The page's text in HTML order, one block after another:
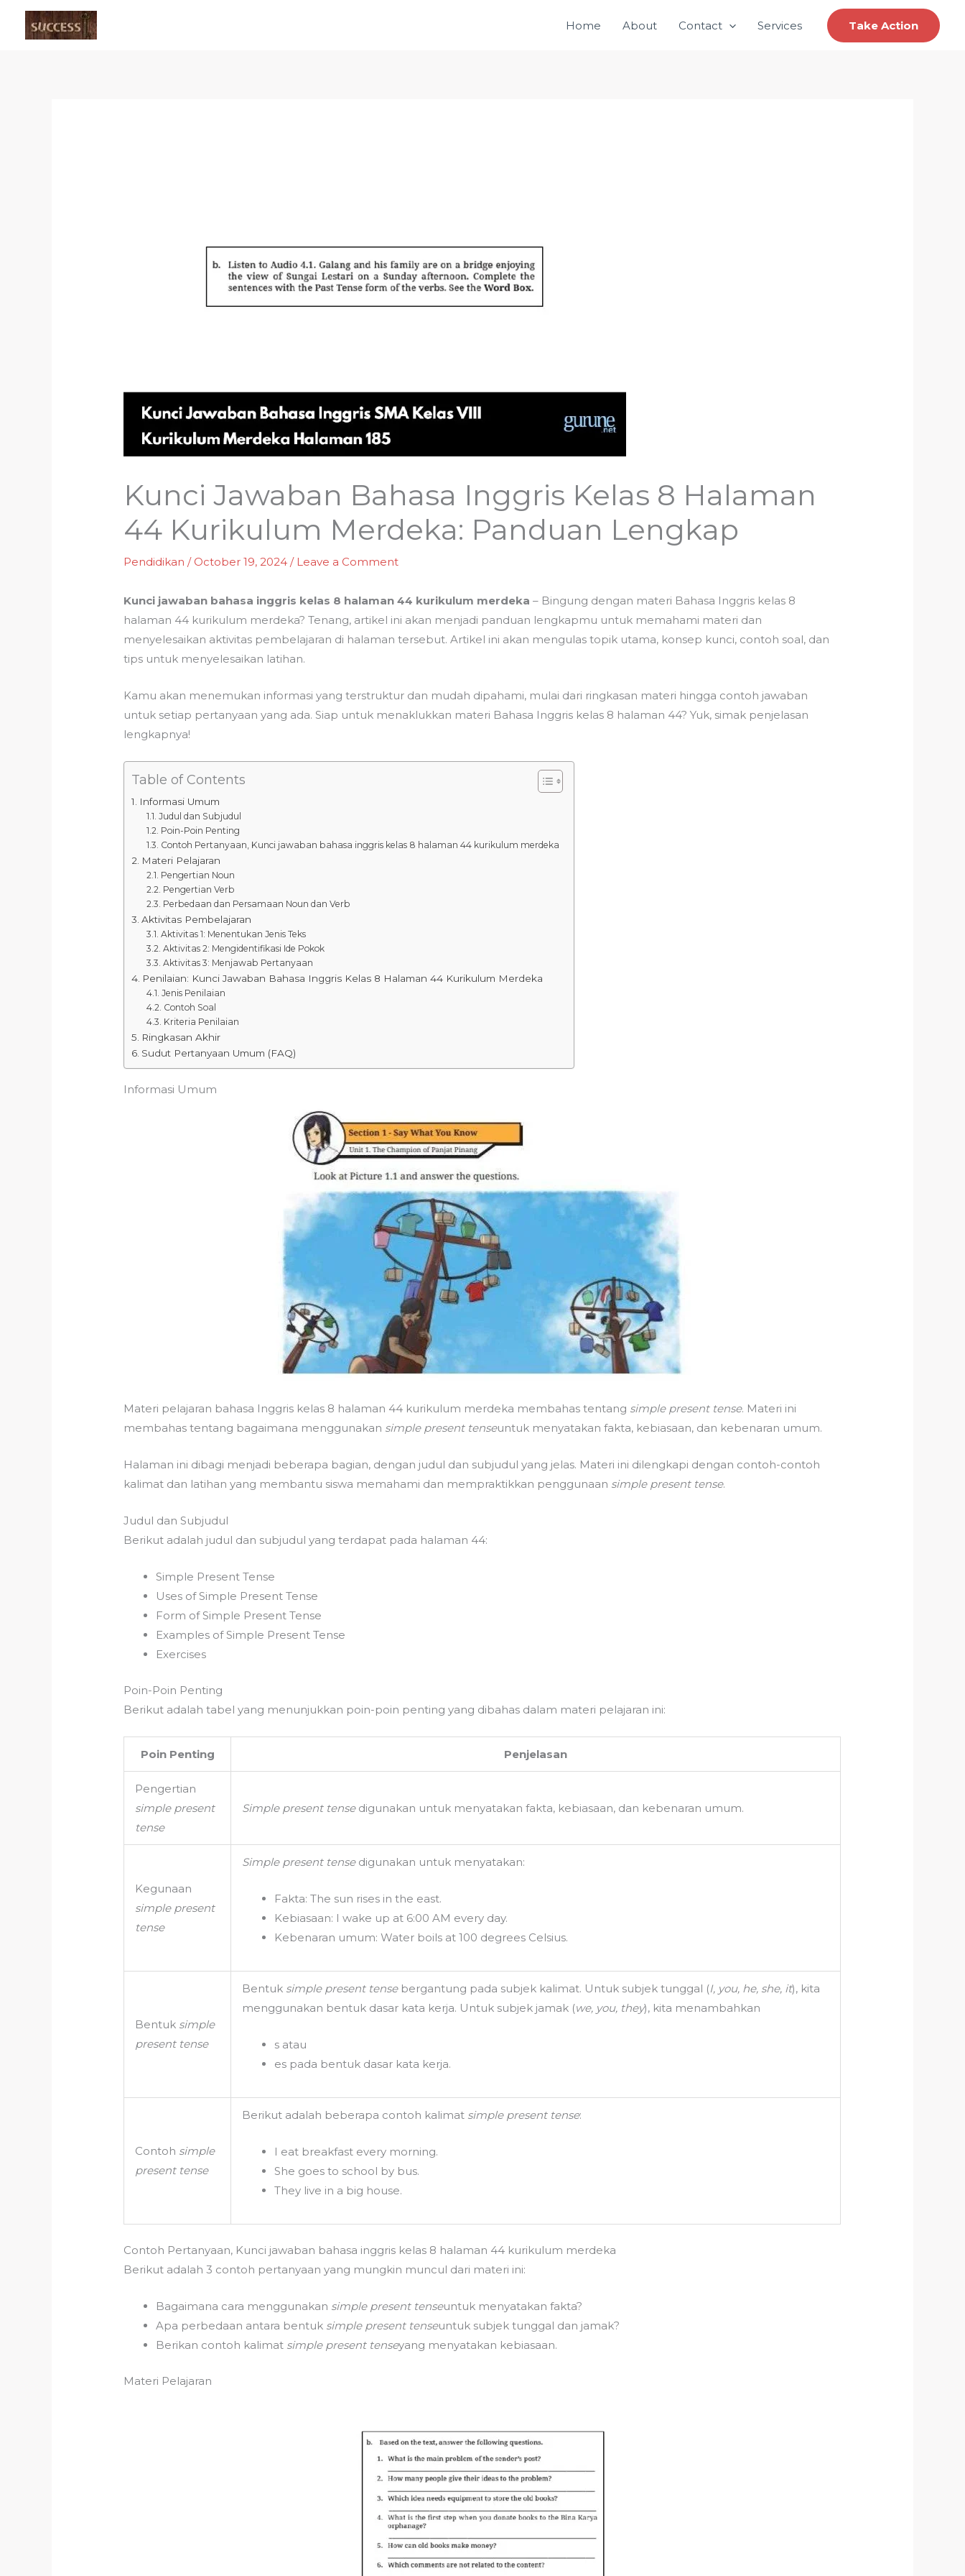
Home About Contact Services Take Action
Kunci Jawaban Bahasa Inggris Kelas 8 Halaman
44 Kurikulum Merdeka: Panduan Lengkap
Pendidikan / October 19, 2024/ Leave a Comment
Kunci jawaban bahasa inggris kelas 8 halaman 44 kurikulum merdeka – Bingung dengan materi Bahasa Inggris kelas 8
halaman 44 kurikulum merdeka? Tenang, artikel ini akan menjadi panduan lengkapmu untuk memahami materi dan
menyelesaikan aktivitas pembelajaran di halaman tersebut. Artikel ini akan mengulas topik utama, konsep kunci, contoh soal, dan
tips untuk menyelesaikan latihan.
Kamu akan menemukan informasi yang terstruktur dan mudah dipahami, mulai dari ringkasan materi hingga contoh jawaban
untuk setiap pertanyaan yang ada. Siap untuk menaklukkan materi Bahasa Inggris kelas 8 halaman 44? Yuk, simak penjelasan
lengkapnya!
Table of Contents
Informasi Umum
Judul dan Subjudul
Poin-Poin Penting
Contoh Pertanyaan, Kunci jawaban bahasa inggris kelas 8 halaman 44 kurikulum merdeka
Materi Pelajaran
Pengertian Noun
Pengertian Verb
Perbedaan dan Persamaan Noun dan Verb
Aktivitas Pembelajaran
Aktivitas 1: Menentukan Jenis Teks
Aktivitas 2: Mengidentifikasi Ide Pokok
Aktivitas 3: Menjawab Pertanyaan
Penilaian: Kunci Jawaban Bahasa Inggris Kelas 8 Halaman 44 Kurikulum Merdeka
Jenis Penilaian
Contoh Soal
Kriteria Penilaian
Ringkasan Akhir
Sudut Pertanyaan Umum (FAQ)
Informasi Umum
Materi pelajaran bahasa Inggris kelas 8 halaman 44 kurikulum merdeka membahas tentang simple present tense. Materi ini
membahas tentang bagaimana menggunakan simple present tenseuntuk menyatakan fakta, kebiasaan, dan kebenaran umum.
Halaman ini dibagi menjadi beberapa bagian, dengan judul dan subjudul yang jelas. Materi ini dilengkapi dengan contoh-contoh
kalimat dan latihan yang membantu siswa memahami dan mempraktikkan penggunaan simple present tense.
Judul dan Subjudul
Berikut adalah judul dan subjudul yang terdapat pada halaman 44:
Simple Present Tense
Uses of Simple Present Tense
Form of Simple Present Tense
Examples of Simple Present Tense
Exercises
Poin-Poin Penting
Berikut adalah tabel yang menunjukkan poin-poin penting yang dibahas dalam materi pelajaran ini:
Poin Penting Penjelasan
Pengertian
simple present
tense
Simple present tensedigunakan untuk menyatakan fakta, kebiasaan, dan kebenaran umum.
Kegunaan
simple present
tense
Simple present tensedigunakan untuk menyatakan:
Fakta: The sun rises in the east.
Kebiasaan: I wake up at 6:00 AM every day.
Kebenaran umum: Water boils at 100 degrees Celsius.
Bentuk simple
present tense
Bentuk simple present tensebergantung pada subjek kalimat. Untuk subjek tunggal (I, you, he, she, it), kita
menggunakan bentuk dasar kata kerja. Untuk subjek jamak (we, you, they), kita menambahkan
s atau
es pada bentuk dasar kata kerja.
Contoh simple
present tense
Berikut adalah beberapa contoh kalimat simple present tense:
I eat breakfast every morning.
She goes to school by bus.
They live in a big house.
Contoh Pertanyaan, Kunci jawaban bahasa inggris kelas 8 halaman 44 kurikulum merdeka
Berikut adalah 3 contoh pertanyaan yang mungkin muncul dari materi ini:
Bagaimana cara menggunakan simple present tenseuntuk menyatakan fakta?
Apa perbedaan antara bentuk simple present tenseuntuk subjek tunggal dan jamak?
Berikan contoh kalimat simple present tenseyang menyatakan kebiasaan.
Materi Pelajaran